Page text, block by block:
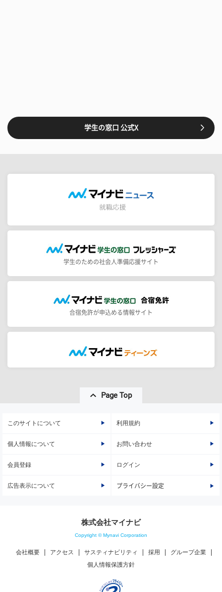
学生の窓口 公式X
学生のための社会人準備応援サイト
合宿免許が申込める情報サイト
Page Top
このサイトについて 利用規約
個人情報について お問い合わせ
会員登録 ログイン
広告表示について プライバシー設定
株式会社マイナビ
Copyright © Mynavi Corporation
会社概要 アクセス サスティナビリティ 採用
グループ企業
個人情報保護方針